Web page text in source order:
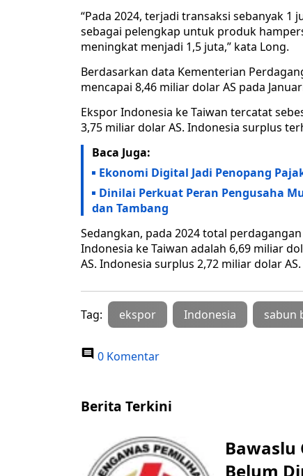
“Pada 2024, terjadi transaksi sebanyak
sebagai pelengkap untuk produk
meningkat menjadi 1,5 juta,” kata Long.
Berdasarkan data Kementerian
mencapai 8,46 miliar dolar AS pada
Ekspor Indonesia ke Taiwan tercatat
3,75 miliar dolar AS. Indonesia surplus
Baca Juga:
Ekonomi Digital Jadi Penopang
Dinilai Perkuat Peran Pengusaha
dan Tambang
Sedangkan, pada 2024 total
Indonesia ke Taiwan adalah 6,69 miliar
AS. Indonesia surplus 2,72 miliar dolar AS.
Tag: ekspor Indonesia sabun
0 Komentar
Berita Terkini
Bawaslu
Belum